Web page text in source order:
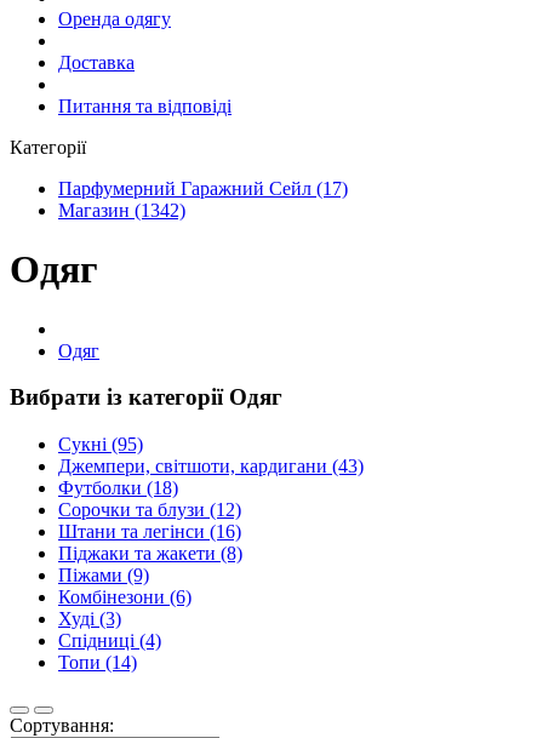
Оренда одягу
Доставка
Питання та відповіді
Категорії
Парфумерний Гаражний Сейл (17)
Магазин (1342)
Одяг
Одяг
Вибрати із категорії Одяг
Сукні (95)
Джемпери, світшоти, кардигани (43)
Футболки (18)
Сорочки та блузи (12)
Штани та легінси (16)
Піджаки та жакети (8)
Піжами (9)
Комбінезони (6)
Худі (3)
Спідниці (4)
Топи (14)
Сортування: